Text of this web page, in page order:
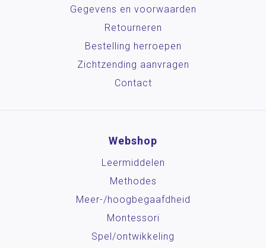
Gegevens en voorwaarden
Retourneren
Bestelling herroepen
Zichtzending aanvragen
Contact
Webshop
Leermiddelen
Methodes
Meer-/hoog­begaafdheid
Montessori
Spel/ontwikkeling